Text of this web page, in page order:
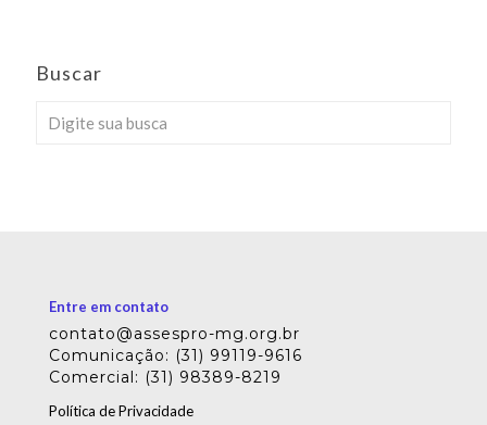
Buscar
Entre em contato
contato@assespro-mg.org.br
Comunicação: (31) 99119-9616
Comercial: (31) 98389-8219
Política de Privacidade